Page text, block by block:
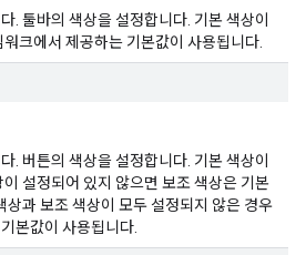
. 툴바의 색상을 설정합니다. 기본 색상이
크에서 제공하는 기본값이 사용됩니다.
. 버튼의 색상을 설정합니다. 기본 색상이
설정되어 있지 않으면 보조 색상은 기본
상과 보조 색상이 모두 설정되지 않은 경우
본값이 사용됩니다.